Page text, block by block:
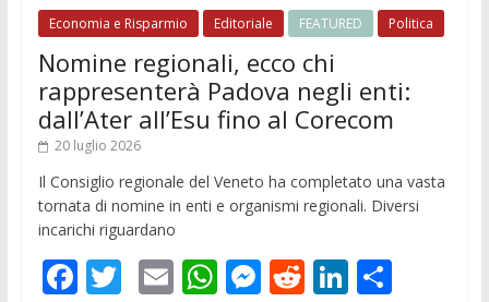
Economia e Risparmio Editoriale FEATURED Politica
Nomine regionali, ecco chi
rappresenterà Padova negli enti:
dall’Ater all’Esu fino al Corecom
20 luglio 2026
Il Consiglio regionale del Veneto ha completato una vasta
tornata di nomine in enti e organismi regionali. Diversi
incarichi riguardano
F T E W M R Li C